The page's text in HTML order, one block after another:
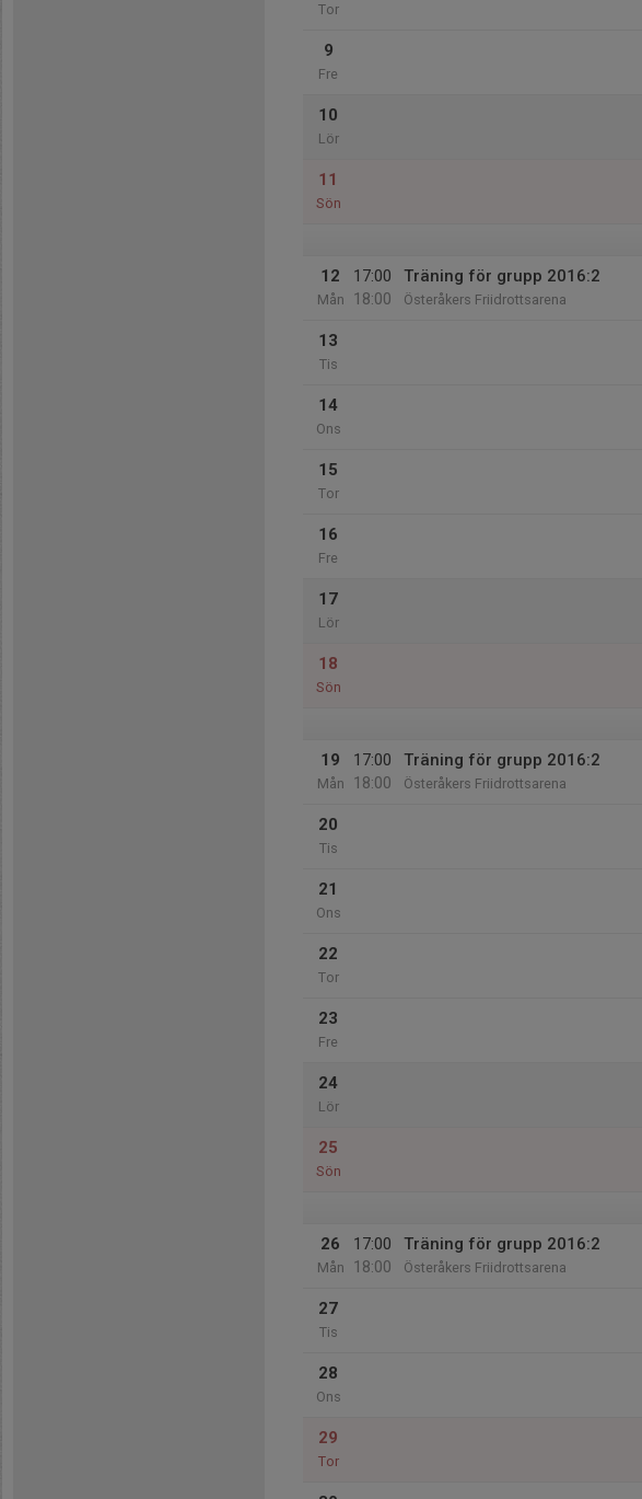
Tor
9
Fre
10
Lör
11
Sön
12
Mån
17:00
18:00
Träning för grupp 2016:2
Österåkers Friidrottsarena
13
Tis
14
Ons
15
Tor
16
Fre
17
Lör
18
Sön
19
Mån
17:00
18:00
Träning för grupp 2016:2
Österåkers Friidrottsarena
20
Tis
21
Ons
22
Tor
23
Fre
24
Lör
25
Sön
26
Mån
17:00
18:00
Träning för grupp 2016:2
Österåkers Friidrottsarena
27
Tis
28
Ons
29
Tor